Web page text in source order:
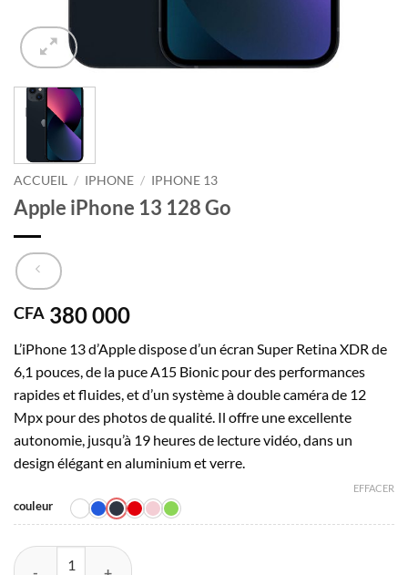
ACCUEIL / IPHONE / IPHONE 13
Apple iPhone 13 128 Go
CFA 380 000
L’iPhone 13 d’Apple dispose d’un écran Super Retina XDR de
6,1 pouces, de la puce A15 Bionic pour des performances
rapides et fluides, et d’un système à double caméra de 12
Mpx pour des photos de qualité. Il offre une excellente
autonomie, jusqu’à 19 heures de lecture vidéo, dans un
design élégant en aluminium et verre.
couleur
EFFACER
quantité de Apple iPhone 13 128 Go